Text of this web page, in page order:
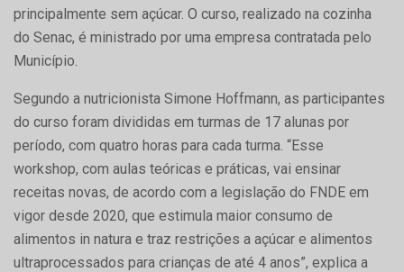
principalmente sem açúcar. O curso, realizado na cozinha
do Senac, é ministrado por uma empresa contratada pelo
Município.
Segundo a nutricionista Simone Hoffmann, as participantes
do curso foram divididas em turmas de 17 alunas por
período, com quatro horas para cada turma. “Esse
workshop, com aulas teóricas e práticas, vai ensinar
receitas novas, de acordo com a legislação do FNDE em
vigor desde 2020, que estimula maior consumo de
alimentos in natura e traz restrições a açúcar e alimentos
ultraprocessados para crianças de até 4 anos”, explica a